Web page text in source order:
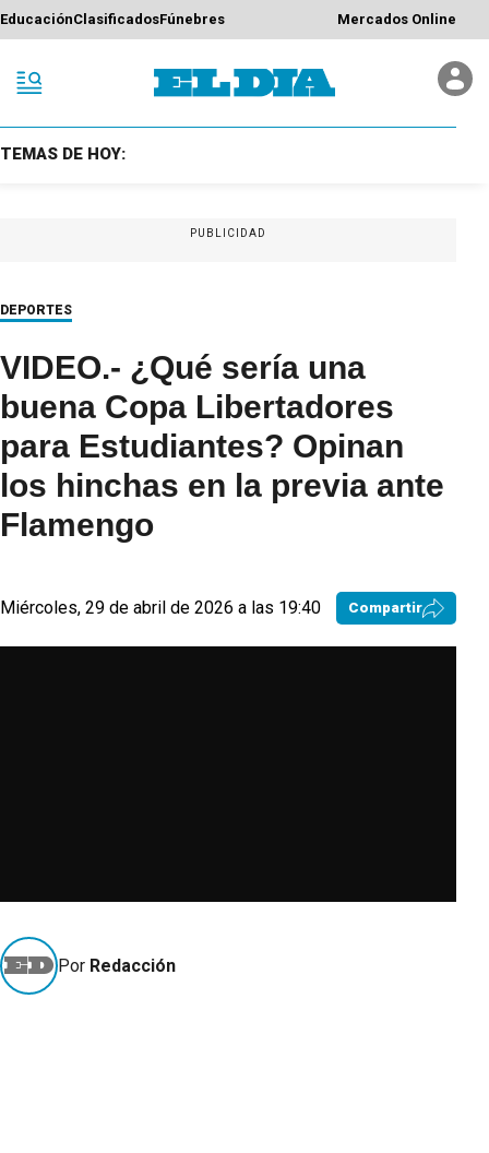
EducaciónClasificadosFúnebres Mercados Online
TEMAS DE HOY:
PUBLICIDAD
DEPORTES
VIDEO.- ¿Qué sería una
buena Copa Libertadores
para Estudiantes? Opinan
los hinchas en la previa ante
Flamengo
Miércoles, 29 de abril de 2026 a las 19:40 Compartir
Por Redacción